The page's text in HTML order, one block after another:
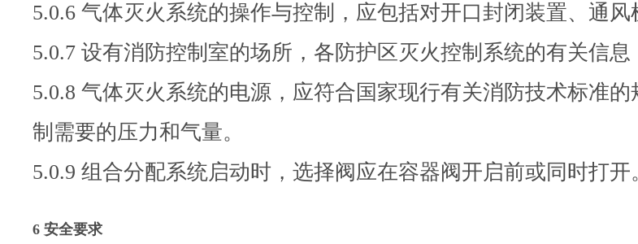
5.0.6 气体灭火系统的操作与控制，应包括对开口封闭装置、通
5.0.7 设有消防控制室的场所，各防护区灭火控制系统的有关信息
5.0.8 气体灭火系统的电源，应符合国家现行有关消防技术标准
制需要的压力和气量。
5.0.9 组合分配系统启动时，选择阀应在容器阀开启前或同时打开
6 安全要求